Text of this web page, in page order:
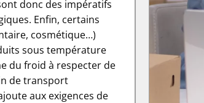
donc des impératifs
Enfin, certains
cosmétique…)
sous température
du froid à respecter de
de transport
aux exigences de